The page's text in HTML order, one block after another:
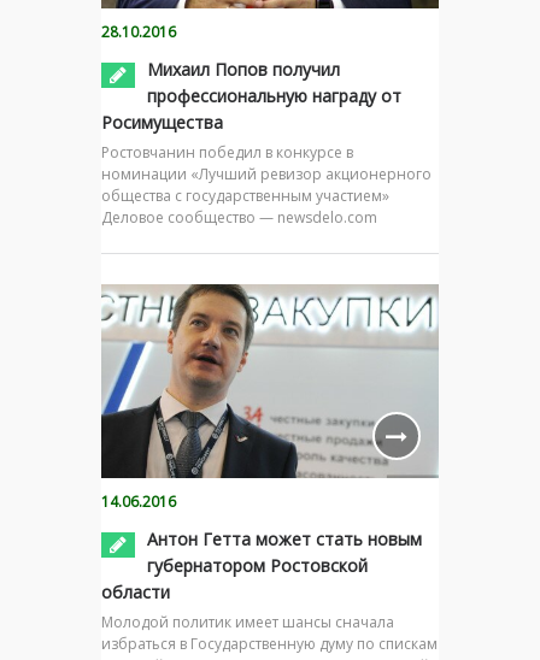
28.10.2016
Михаил Попов получил
профессиональную награду от
Росимущества
Ростовчанин победил в конкурсе в
номинации «Лучший ревизор акционерного
общества с государственным участием»
Деловое сообщество — newsdelo.com
14.06.2016
Антон Гетта может стать новым
губернатором Ростовской
области
Молодой политик имеет шансы сначала
избраться в Государственную думу по спискам